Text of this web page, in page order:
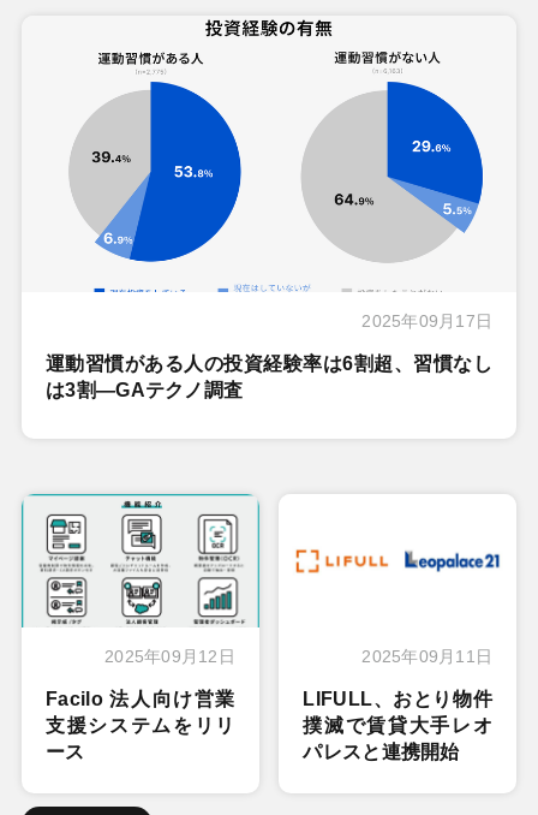
2025年09月17日
運動習慣がある人の投資経験率は6割超、習慣なし
は3割―GAテクノ調査
2025年09月12日
Facilo 法人向け営業
支援システムをリリ
ース
2025年09月11日
LIFULL、おとり物件
撲滅で賃貸大手レオ
パレスと連携開始